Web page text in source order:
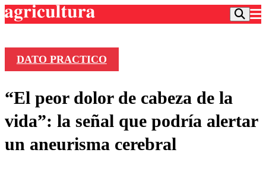
Frecuencias
Agricultura TV
Deportes
Colo Colo
Entretención
DATO PRACTICO
“El peor dolor de cabeza de la
vida”: la señal que podría alertar
un aneurisma cerebral